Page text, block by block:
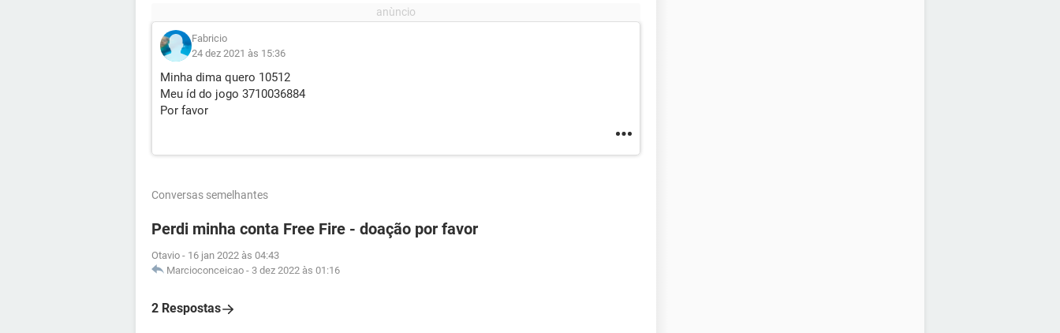
Fabricio
24 dez 2021 às 15:36
Minha dima quero 10512
Meu íd do jogo 3710036884
Por favor
Conversas semelhantes
Perdi minha conta Free Fire - doação por favor
Otavio - 16 jan 2022 às 04:43
Marcioconceicao - 3 dez 2022 às 01:16
2 Respostas